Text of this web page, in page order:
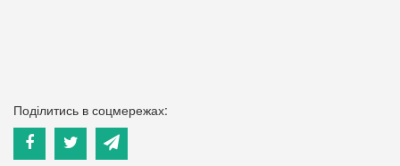
Поділитись в соцмережах: